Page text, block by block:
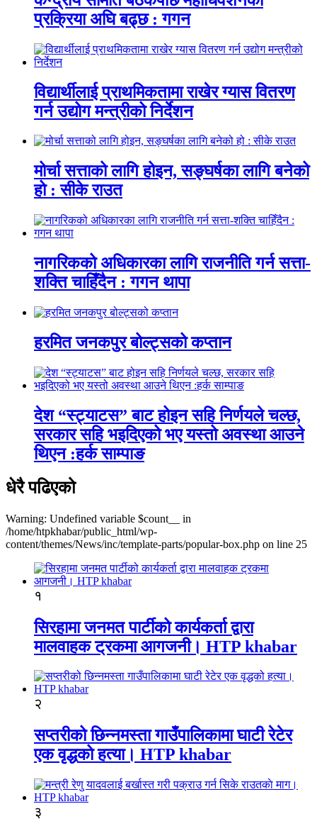
प्रक्रिया अघि बढ्छ : गगन
विद्यार्थीलाई प्राथमिकतामा राखेर ग्यास वितरण
गर्न उद्योग मन्त्रीको निर्देशन
मोर्चा सत्ताको लागि होइन, सङ्घर्षका लागि बनेको
हो : सीके राउत
नागरिकको अधिकारका लागि राजनीति गर्न सत्ता-
शक्ति चाहिँदैन : गगन थापा
हरमित जनकपुर बोल्ट्सको कप्तान
देश “स्ट्याटस” बाट होइन सहि निर्णयले चल्छ,
सरकार सहि भइदिएको भए यस्तो अवस्था आउने
थिएन :हर्क साम्पाङ
धेरै पढिएको
Warning: Undefined variable $count__ in
/home/htpkhabar/public_html/wp-
content/themes/News/inc/template-parts/popular-box.php on line 25
१
सिरहामा जनमत पार्टीको कार्यकर्ता द्वारा
मालवाहक ट्रकमा आगजनी। HTP khabar
२
सप्तरीको छिन्नमस्ता गाउँपालिकामा घाटी रेटेर
एक वृद्धको हत्या। HTP khabar
३